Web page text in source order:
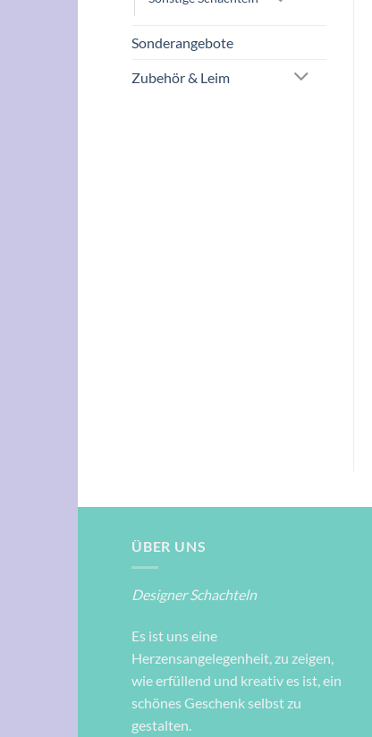
Sonderangebote
Zubehör & Leim
ÜBER UNS
Designer Schachteln
Es ist uns eine
Herzensangelegenheit, zu zeigen,
wie erfüllend und kreativ es ist, ein
schönes Geschenk selbst zu
gestalten.